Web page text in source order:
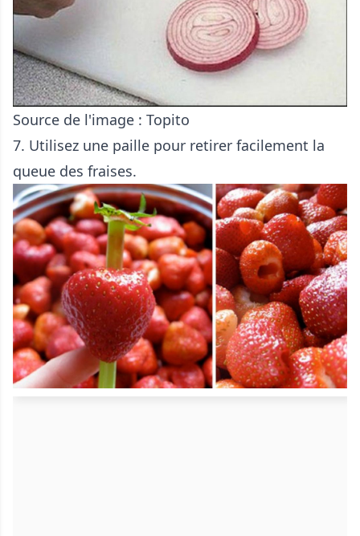
Source de l'image : Topito
7. Utilisez une paille pour retirer facilement la
queue des fraises.